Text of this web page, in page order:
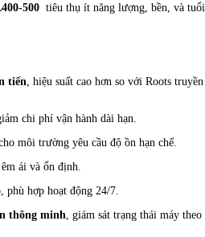
500 tiêu thụ ít năng lượng, bền, và tuổi
tiến , hiệu suất cao hơn so với Roots truyền
chi phí vận hành dài hạn.
môi trường yêu cầu độ ồn hạn chế.
êm ái và ổn định.
phù hợp hoạt động 24/7.
thông minh , giám sát trạng thái máy theo